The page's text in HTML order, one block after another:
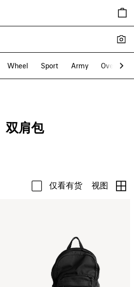
Wheel Sport Army Oversized
双肩包
仅看有货 视图